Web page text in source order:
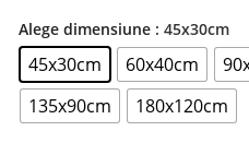
Alege dimensiune : 45x30cm
45x30cm 60x40cm
135x90cm
180x120cm